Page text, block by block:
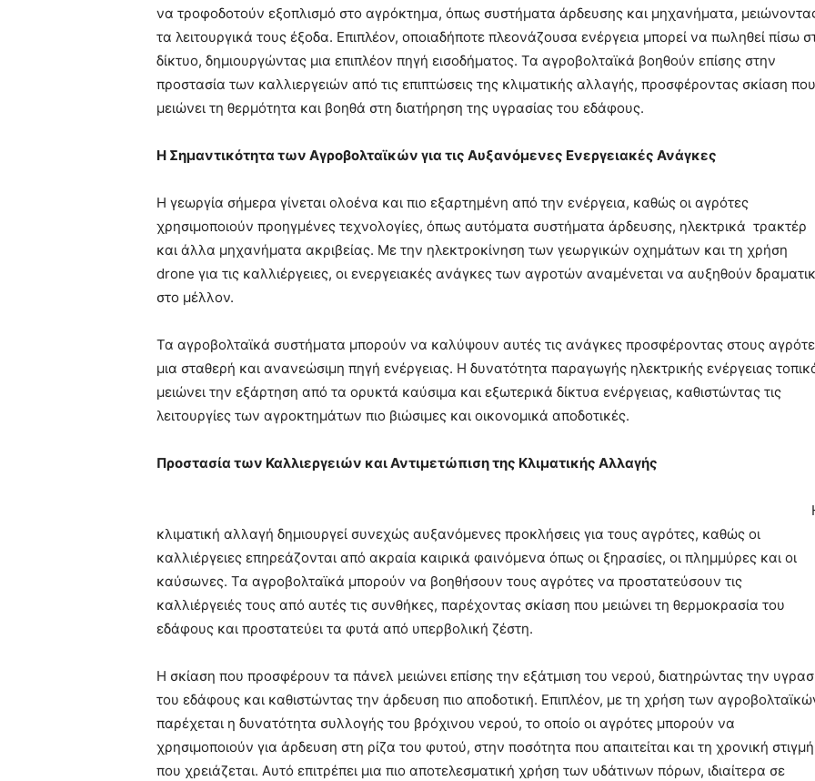
να τροφοδοτούν εξοπλισμό στο αγρόκτημα, όπως συστήματα άρδευσης και μηχανήματα,
τα λειτουργικά τους έξοδα. Επιπλέον, οποιαδήποτε πλεονάζουσα ενέργεια μπορεί να πωληθεί πίσω
δίκτυο, δημιουργώντας μια επιπλέον πηγή εισοδήματος. Τα αγροβολταϊκά βοηθούν επίσης στην
προστασία των καλλιεργειών από τις επιπτώσεις της κλιματικής αλλαγής, προσφέροντας σκίαση που
μειώνει τη θερμότητα και βοηθά στη διατήρηση της υγρασίας του εδάφους.
Η Σημαντικότητα των Αγροβολταϊκών για τις Αυξανόμενες Ενεργειακές Ανάγκες
Η γεωργία σήμερα γίνεται ολοένα και πιο εξαρτημένη από την ενέργεια, καθώς οι αγρότες
χρησιμοποιούν προηγμένες τεχνολογίες, όπως αυτόματα συστήματα άρδευσης, ηλεκτρικά τρακτέρ
και άλλα μηχανήματα ακριβείας. Με την ηλεκτροκίνηση των γεωργικών οχημάτων και τη χρήση
drone για τις καλλιέργειες, οι ενεργειακές ανάγκες των αγροτών αναμένεται να αυξηθούν
στο μέλλον.
Τα αγροβολταϊκά συστήματα μπορούν να καλύψουν αυτές τις ανάγκες προσφέροντας στους
μια σταθερή και ανανεώσιμη πηγή ενέργειας. Η δυνατότητα παραγωγής ηλεκτρικής ενέργειας
μειώνει την εξάρτηση από τα ορυκτά καύσιμα και εξωτερικά δίκτυα ενέργειας, καθιστώντας τις
λειτουργίες των αγροκτημάτων πιο βιώσιμες και οικονομικά αποδοτικές.
Προστασία των Καλλιεργειών και Αντιμετώπιση της Κλιματικής Αλλαγής
κλιματική αλλαγή δημιουργεί συνεχώς αυξανόμενες προκλήσεις για τους αγρότες, καθώς οι
καλλιέργειες επηρεάζονται από ακραία καιρικά φαινόμενα όπως οι ξηρασίες, οι πλημμύρες και οι
καύσωνες. Τα αγροβολταϊκά μπορούν να βοηθήσουν τους αγρότες να προστατεύσουν τις
καλλιέργειές τους από αυτές τις συνθήκες, παρέχοντας σκίαση που μειώνει τη θερμοκρασία του
εδάφους και προστατεύει τα φυτά από υπερβολική ζέστη.
Η σκίαση που προσφέρουν τα πάνελ μειώνει επίσης την εξάτμιση του νερού, διατηρώντας την
του εδάφους και καθιστώντας την άρδευση πιο αποδοτική. Επιπλέον, με τη χρήση των
παρέχεται η δυνατότητα συλλογής του βρόχινου νερού, το οποίο οι αγρότες μπορούν να
χρησιμοποιούν για άρδευση στη ρίζα του φυτού, στην ποσότητα που απαιτείται και τη χρονική στιγμή
που χρειάζεται. Αυτό επιτρέπει μια πιο αποτελεσματική χρήση των υδάτινων πόρων, ιδιαίτερα σε